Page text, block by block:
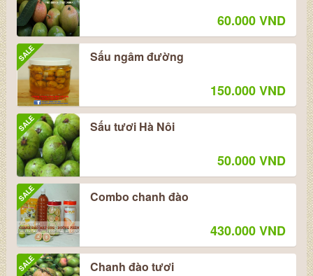
60.000 VND
SALE Sấu ngâm đường
150.000 VND
SALE Sấu tươi Hà Nôi
50.000 VND
SALE Combo chanh đào
430.000 VND
SALE Chanh đào tươi